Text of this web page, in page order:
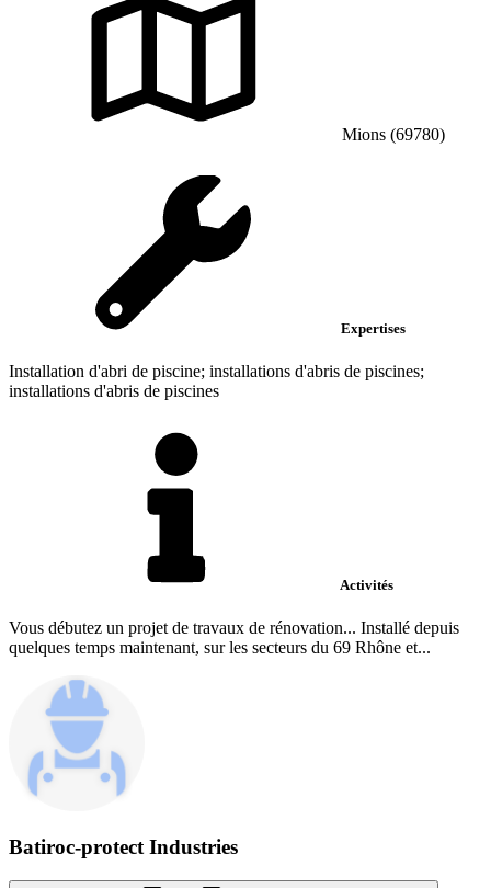
Mions (69780)
Expertises
Installation d'abri de piscine; installations d'abris de piscines;
installations d'abris de piscines
Activités
Vous débutez un projet de travaux de rénovation... Installé depuis
quelques temps maintenant, sur les secteurs du 69 Rhône et...
Batiroc-protect Industries